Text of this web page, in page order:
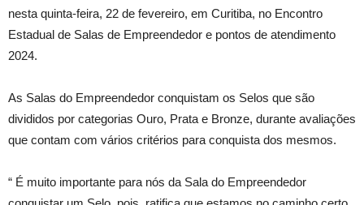
nesta quinta-feira, 22 de fevereiro, em Curitiba, no Encontro
Estadual de Salas de Empreendedor e pontos de atendimento
2024.
As Salas do Empreendedor conquistam os Selos que são
divididos por categorias Ouro, Prata e Bronze, durante avaliações
que contam com vários critérios para conquista dos mesmos.
“ É muito importante para nós da Sala do Empreendedor